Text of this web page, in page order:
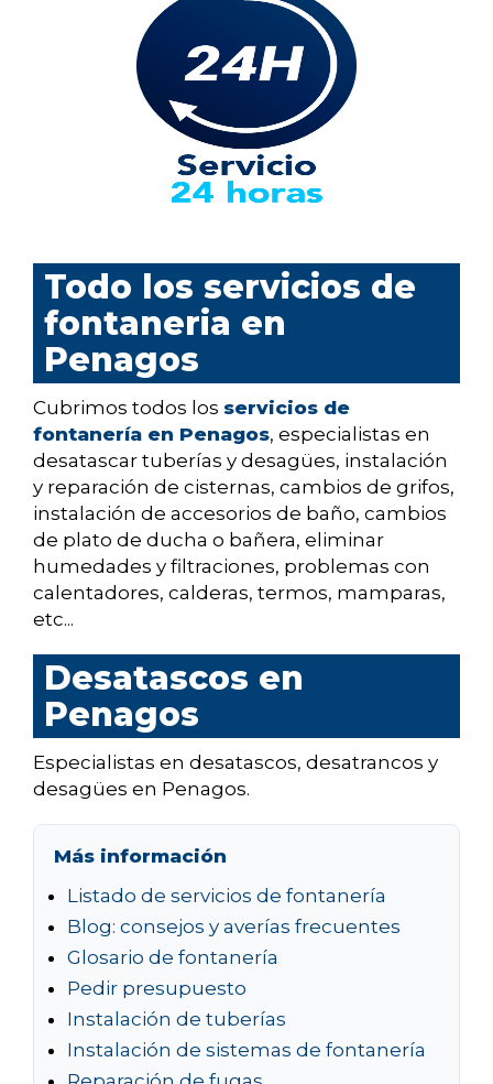
Todo los servicios de
fontaneria en
Penagos
Cubrimos todos los servicios de
fontanería en Penagos, especialistas en
desatascar tuberías y desagües, instalación
y reparación de cisternas, cambios de grifos,
instalación de accesorios de baño, cambios
de plato de ducha o bañera, eliminar
humedades y filtraciones, problemas con
calentadores, calderas, termos, mamparas,
etc...
Desatascos en
Penagos
Especialistas en desatascos, desatrancos y
desagües en Penagos.
Más información
Listado de servicios de fontanería
Blog: consejos y averías frecuentes
Glosario de fontanería
Pedir presupuesto
Instalación de tuberías
Instalación de sistemas de fontanería